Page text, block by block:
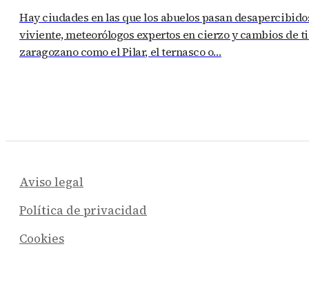
Hay ciudades en las que los abuelos pasan
viviente, meteorólogos expertos en cierzo y cambios de
zaragozano como el Pilar, el ternasco o…
Aviso legal
Política de privacidad
Cookies